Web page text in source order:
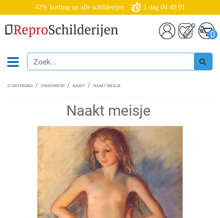
42% korting op alle schilderijen 1 dag 04:49:01
0
STARTPAGINA ONDERWERP NAAKT NAAKT MEISJE
Naakt meisje